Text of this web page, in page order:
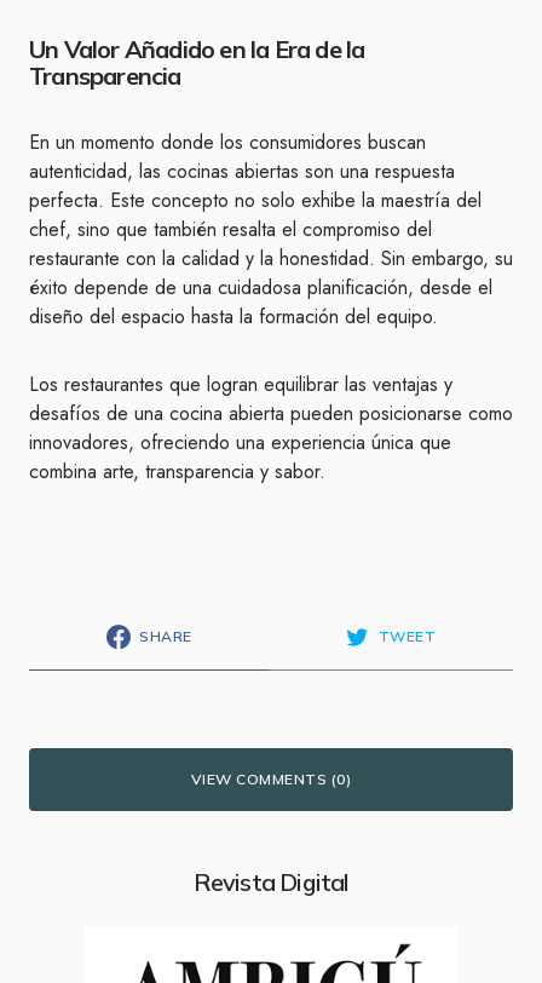
Un Valor Añadido en la Era de la
Transparencia
En un momento donde los consumidores buscan
autenticidad, las cocinas abiertas son una respuesta
perfecta. Este concepto no solo exhibe la maestría del
chef, sino que también resalta el compromiso del
restaurante con la calidad y la honestidad. Sin embargo, su
éxito depende de una cuidadosa planificación, desde el
diseño del espacio hasta la formación del equipo.
Los restaurantes que logran equilibrar las ventajas y
desafíos de una cocina abierta pueden posicionarse como
innovadores, ofreciendo una experiencia única que
combina arte, transparencia y sabor.
SHARE TWEET
VIEW COMMENTS (0)
Revista Digital